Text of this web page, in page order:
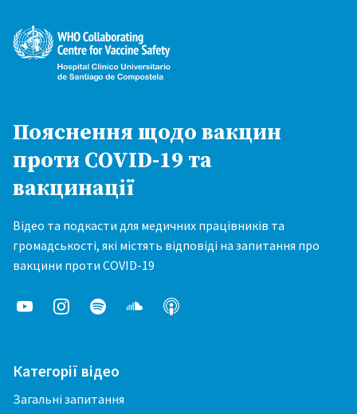
Пояснення щодо вакцин
проти COVID-19 та
вакцинації
Відео та подкасти для медичних працівників та
громадськості, які містять відповіді на запитання про
вакцини проти COVID-19
Категорії відео
Загальні запитання